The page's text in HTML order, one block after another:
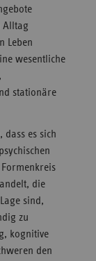
Alltag
Leben
wesentliche
stationäre
es sich
die
sind,
zu
kognitive
den